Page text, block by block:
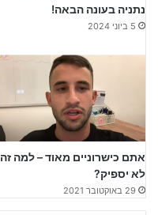
נתניה בעונה הבאה!
5 ביוני 2024
אתם כישרוניים מאוד – למה זה
לא יספיק?
29 באוקטובר 2021